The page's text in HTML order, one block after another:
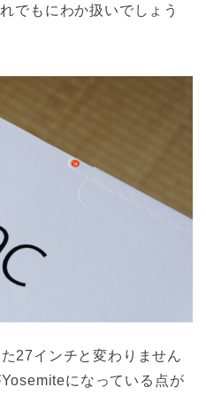
でもにわか扱いでしょう
27インチと変わりません
になっている点が